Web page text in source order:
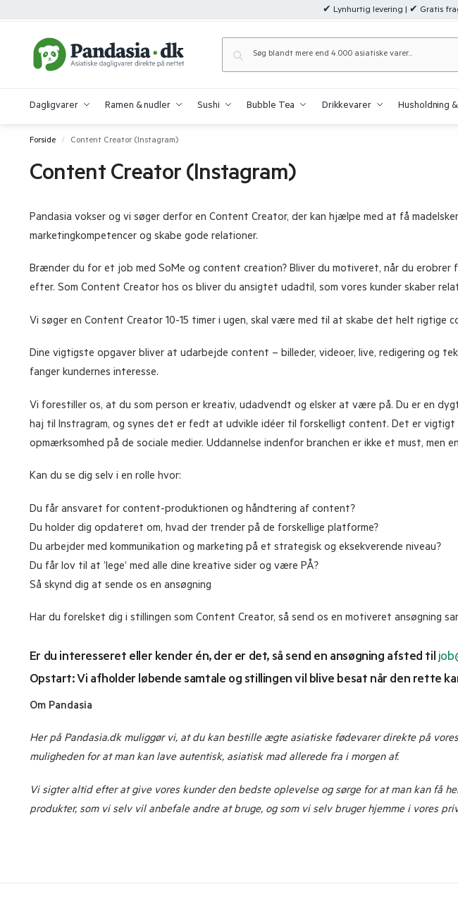
✔ Lynhurtig levering | ✔ Gratis
Dagligvarer Ramen & nudler Sushi Bubble Tea Drikkevarer Husholdning
Forside / Content Creator (Instagram)
Content Creator (Instagram)
Pandasia vokser og vi søger derfor en Content Creator, der kan hjælpe med at få
marketingkompetencer og skabe gode relationer.
Brænder du for et job med SoMe og content creation? Bliver du motiveret, når du
efter. Som Content Creator hos os bliver du ansigtet udadtil, som vores kunder skaber
Vi søger en Content Creator 10-15 timer i ugen, skal være med til at skabe det helt rigtige
Dine vigtigste opgaver bliver at udarbejde content – billeder, videoer, live, redigering
fanger kundernes interesse.
Vi forestiller os, at du som person er kreativ, udadvendt og elsker at være på. Du er en
haj til Instragram, og synes det er fedt at udvikle idéer til forskelligt content. Det er
opmærksomhed på de sociale medier. Uddannelse indenfor branchen er ikke et must, men
Kan du se dig selv i en rolle hvor:
Du får ansvaret for content-produktionen og håndtering af content?
Du holder dig opdateret om, hvad der trender på de forskellige platforme?
Du arbejder med kommunikation og marketing på et strategisk og eksekverende niveau?
Du får lov til at ’lege’ med alle dine kreative sider og være PÅ?
Så skynd dig at sende os en ansøgning
Har du forelsket dig i stillingen som Content Creator, så send os en motiveret ansøgning
Er du interesseret eller kender én, der er det, så send en ansøgning afsted til
Opstart: Vi afholder løbende samtale og stillingen vil blive besat når den rette
Om Pandasia
Her på Pandasia.dk muliggør vi, at du kan bestille ægte asiatiske fødevarer direkte på
muligheden for at man kan lave autentisk, asiatisk mad allerede fra i morgen af.
Vi sigter altid efter at give vores kunder den bedste oplevelse og sørge for at man kan få
produkter, som vi selv vil anbefale andre at bruge, og som vi selv bruger hjemme i vores